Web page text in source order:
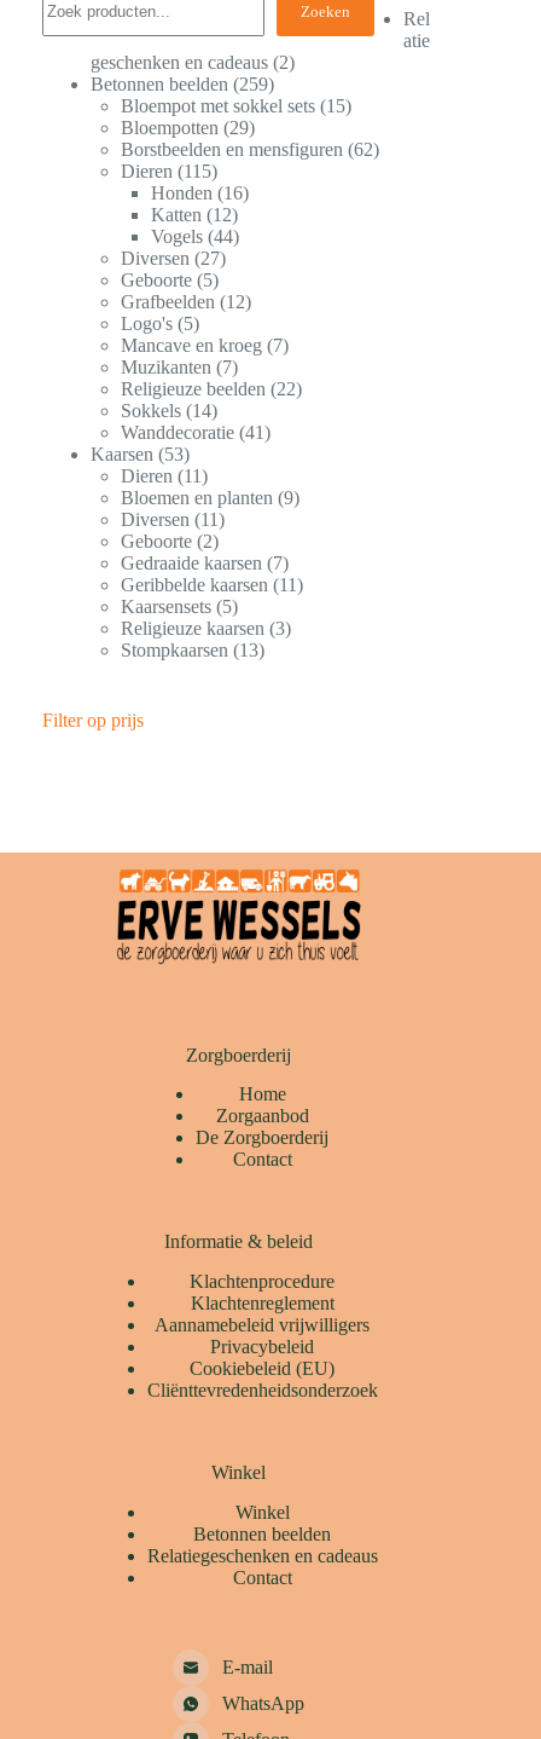
Zoeken
Rel
atie
geschenken en cadeaus 2
Betonnen beelden
259
Bloempot met sokkel sets 15
Bloempotten
29
Borstbeelden en mensfiguren 62
Dieren
115
Honden
16
Katten
12
Vogels 44
Diversen
27
Geboorte 5
Grafbeelden
12
Logo's 5
Mancave en kroeg
7
Muzikanten
7
Religieuze beelden
22
Sokkels 14
Wanddecoratie 41
Kaarsen
53
Dieren
11
Bloemen en planten 9
Diversen
11
Geboorte 2
Gedraaide kaarsen
7
Geribbelde kaarsen
11
Kaarsensets 5
Religieuze kaarsen 3
Stompkaarsen
13
Filter op prijs
Zorgboerderij
Home
Zorgaanbod
De Zorgboerderij
Contact
Informatie & beleid
Klachtenprocedure
Klachtenreglement
Aannamebeleid vrijwilligers
Privacybeleid
Cookiebeleid (EU)
Cliënttevredenheidsonderzoek
Winkel
Winkel
Betonnen beelden
Relatiegeschenken en cadeaus
Contact
E-mail
WhatsApp